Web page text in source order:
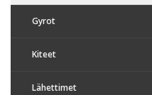
Gyrot
Kiteet
Lähettimet